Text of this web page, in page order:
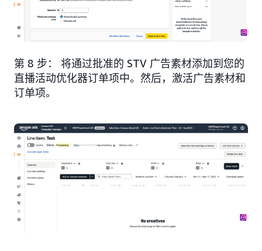
第 8 步： 将通过批准的 STV 广告素材添加到您的
直播活动优化器订单项中。然后，激活广告素材和
订单项。